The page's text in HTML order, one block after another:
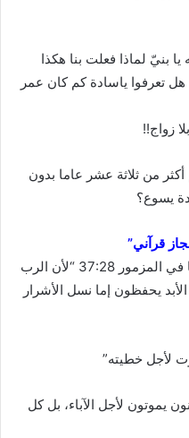
له أمه يا بنيّ لماذا فعلت بنا هكذا
هل تعرفوا ياسادة كم كان عمر
زواج!!
من ثلاثة عشر عاما بدون
يسوع؟
قرآني”
أيها الإخوة إن الكتاب المقدس يخبرنا في المزمور 37:28 “‎لأن الرب
يحفظون إما نسل الأشرار
لأجل خطيته”
يموتون لأجل الآباء، بل كل